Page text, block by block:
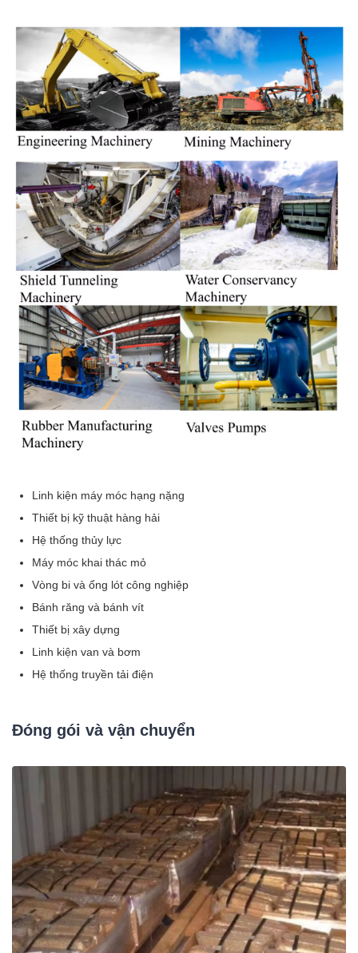
Linh kiện máy móc hạng nặng
Thiết bị kỹ thuật hàng hải
Hệ thống thủy lực
Máy móc khai thác mỏ
Vòng bi và ống lót công nghiệp
Bánh răng và bánh vít
Thiết bị xây dựng
Linh kiện van và bơm
Hệ thống truyền tải điện
Đóng gói và vận chuyển